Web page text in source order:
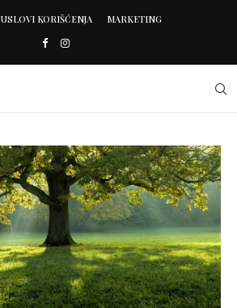
USLOVI KORIŠĆENJA MARKETING